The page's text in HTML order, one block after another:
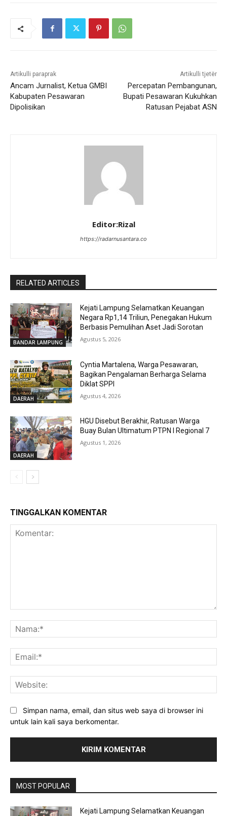
Artikulli paraprak
Ancam Jurnalist, Ketua GMBI
Kabupaten Pesawaran
Dipolisikan
Artikulli tjetër
Percepatan Pembangunan,
Bupati Pesawaran Kukuhkan
Ratusan Pejabat ASN
Editor:Rizal
https://radarnusantara.co
RELATED ARTICLES
BANDAR LAMPUNG
Kejati Lampung Selamatkan Keuangan
Negara Rp1,14 Triliun, Penegakan Hukum
Berbasis Pemulihan Aset Jadi Sorotan
Agustus 5, 2026
DAERAH
Cyntia Martalena, Warga Pesawaran,
Bagikan Pengalaman Berharga Selama
Diklat SPPI
Agustus 4, 2026
DAERAH
HGU Disebut Berakhir, Ratusan Warga
Buay Bulan Ultimatum PTPN I Regional 7
Agustus 1, 2026
TINGGALKAN KOMENTAR
Simpan nama, email, dan situs web saya di browser ini
untuk lain kali saya berkomentar.
MOST POPULAR
Kejati Lampung Selamatkan Keuangan